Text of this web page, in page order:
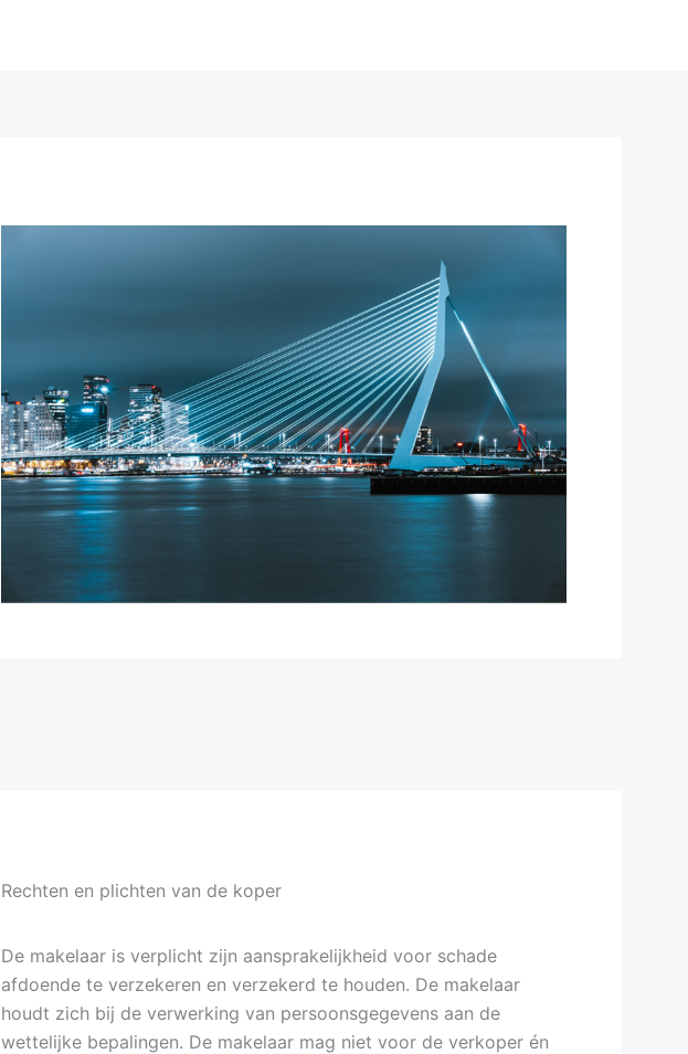
Rechten en plichten van de koper
De makelaar is verplicht zijn aansprakelijkheid voor schade
afdoende te verzekeren en verzekerd te houden. De makelaar
houdt zich bij de verwerking van persoonsgegevens aan de
wettelijke bepalingen. De makelaar mag niet voor de verkoper én